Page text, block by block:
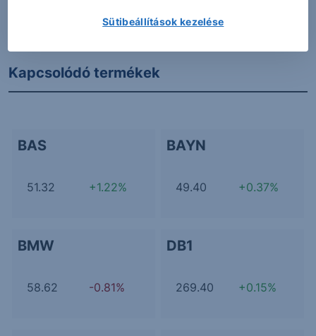
Kapcsolódó termékek
BAS
51.32 +1.22%
BAYN
49.40 +0.37%
BMW
58.62 -0.81%
DB1
269.40 +0.15%
Sütibeállítások kezelése